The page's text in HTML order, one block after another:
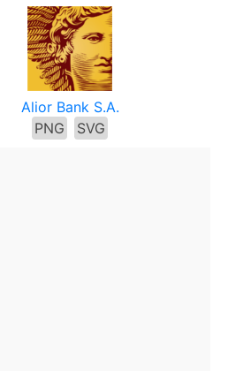
Alior Bank S.A.
PNG
SVG